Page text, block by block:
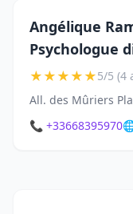
Angélique
Psychologue
★★★★★5/5 (4
All. des Mûriers
📞 +33668395970